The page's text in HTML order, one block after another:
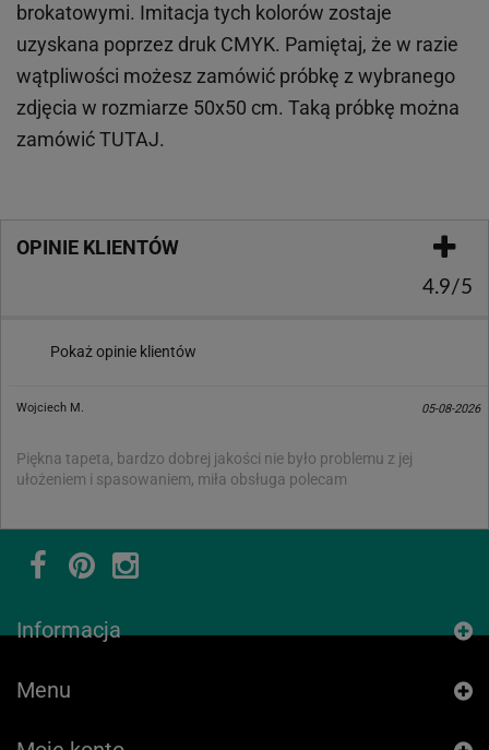
brokatowymi. Imitacja tych kolorów zostaje
uzyskana poprzez druk CMYK. Pamiętaj, że w razie
wątpliwości możesz zamówić próbkę z wybranego
zdjęcia w rozmiarze 50x50 cm. Taką próbkę można
zamówićTUTAJ.
OPINIE KLIENTÓW
4.9/5
Pokaż opinie klientów
Wojciech M. 05-08-2026
Piękna tapeta, bardzo dobrej jakości nie było problemu z jej
ułożeniem i spasowaniem, miła obsługa polecam
Informacja
Menu